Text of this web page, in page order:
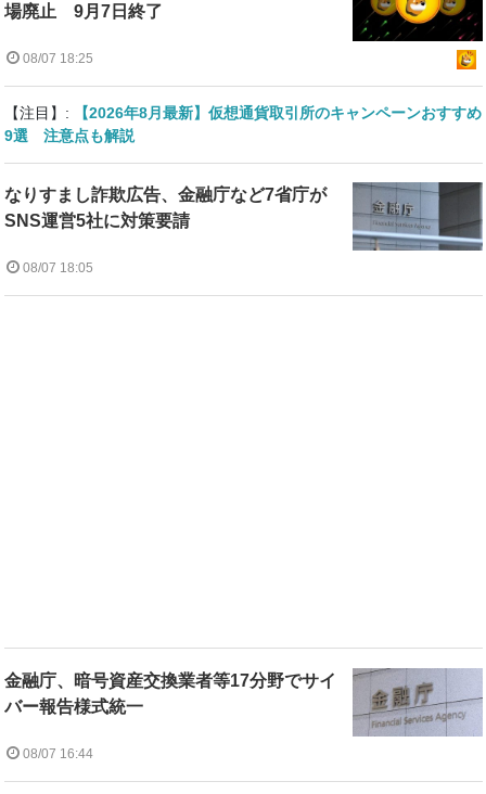
場廃止 9月7日終了
08/07 18:25
【注目】:
【2026年8月最新】仮想通貨取引所のキャンペーンおすすめ
9選 注意点も解説
なりすまし詐欺広告、金融庁など7省庁が
SNS運営5社に対策要請
08/07 18:05
金融庁、暗号資産交換業者等17分野でサイ
バー報告様式統一
08/07 16:44